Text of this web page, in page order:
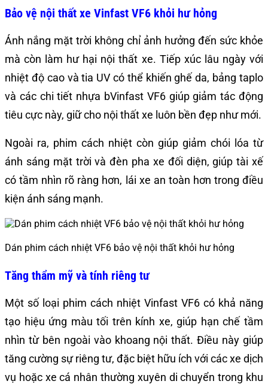
Bảo vệ nội thất xe Vinfast VF6 khỏi hư hỏng
Ánh nắng mặt trời không chỉ ảnh hưởng đến sức khỏe
mà còn làm hư hại nội thất xe. Tiếp xúc lâu ngày với
nhiệt độ cao và tia UV có thể khiến ghế da, bảng taplo
và các chi tiết nhựa bVinfast VF6 giúp giảm tác động
tiêu cực này, giữ cho nội thất xe luôn bền đẹp như mới.
Ngoài ra, phim cách nhiệt còn giúp giảm chói lóa từ
ánh sáng mặt trời và đèn pha xe đối diện, giúp tài xế
có tầm nhìn rõ ràng hơn, lái xe an toàn hơn trong điều
kiện ánh sáng mạnh.
Dán phim cách nhiệt VF6 bảo vệ nội thất khỏi hư hỏng
Tăng thẩm mỹ và tính riêng tư
Một số loại phim cách nhiệt Vinfast VF6 có khả năng
tạo hiệu ứng màu tối trên kính xe, giúp hạn chế tầm
nhìn từ bên ngoài vào khoang nội thất. Điều này giúp
tăng cường sự riêng tư, đặc biệt hữu ích với các xe dịch
vụ hoặc xe cá nhân thường xuyên di chuyển trong khu